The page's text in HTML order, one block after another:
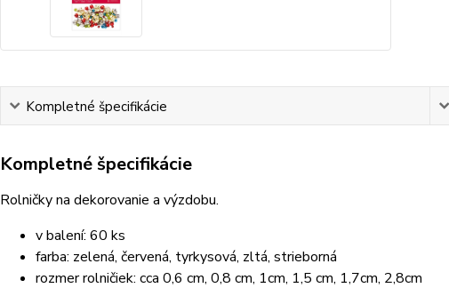
Kompletné špecifikácie
Kompletné špecifikácie
Rolničky na dekorovanie a výzdobu.
v balení: 60 ks
farba: zelená, červená, tyrkysová, zltá, strieborná
rozmer rolničiek: cca 0,6 cm, 0,8 cm, 1cm, 1,5 cm, 1,7cm, 2,8cm